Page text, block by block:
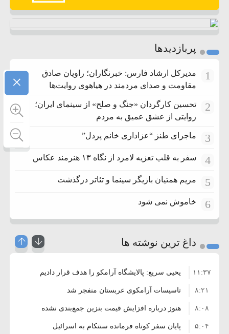
پربازدیدها
1
مدیرکل ارشاد فارس: خبرنگاران؛ راویان صادق
مقاومت و صدای مردمند در هیاهوی روایت‌ها
2
تحسین کارگردان «جنگ و صلح» از سینمای ایران؛
روایتی از عشق عمیق به مردم
3 ماجرای طنز “عزاداری خانم پردل”
4 سفر به قلب تعزیه لامرد از نگاه ۱۳ هنرمند عکاس
5 مریم همتیان بازیگر سینما و تئاتر درگذشت
6 خاموش نمی شود
داغ ترین نوشته ها
یحیی سریع: پالایشگاه آرامکو را هدف قرار دادیم ۱۱:۳۷
تاسیسات آرامکوی عربستان منفجر شد ۸:۲۱
هنوز درباره افزایش قیمت بنزین جمع‌بندی نشده
است/ کالا برگ قطعا افزایش می‌یابد
۸:۰۸
پایان سفر کوتاه فرمانده سنتکام به اسرائیل ۵:۰۴
×